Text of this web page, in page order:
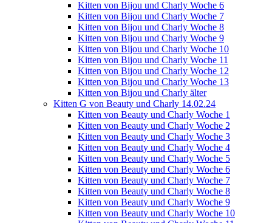
Kitten von Bijou und Charly Woche 6
Kitten von Bijou und Charly Woche 7
Kitten von Bijou und Charly Woche 8
Kitten von Bijou und Charly Woche 9
Kitten von Bijou und Charly Woche 10
Kitten von Bijou und Charly Woche 11
Kitten von Bijou und Charly Woche 12
Kitten von Bijou und Charly Woche 13
Kitten von Bijou und Charly älter
Kitten G von Beauty und Charly 14.02.24
Kitten von Beauty und Charly Woche 1
Kitten von Beauty und Charly Woche 2
Kitten von Beauty und Charly Woche 3
Kitten von Beauty und Charly Woche 4
Kitten von Beauty und Charly Woche 5
Kitten von Beauty und Charly Woche 6
Kitten von Beauty und Charly Woche 7
Kitten von Beauty und Charly Woche 8
Kitten von Beauty und Charly Woche 9
Kitten von Beauty und Charly Woche 10